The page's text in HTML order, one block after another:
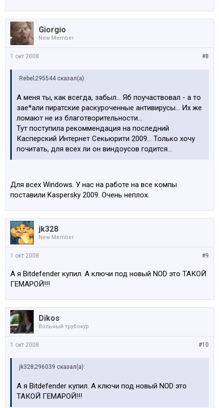
Giorgio
New Member
#8
1 окт 2008
Rebel;295544 сказал(а):
А меня ты, как всегда, забыл... Яб поучаствовал - а то
зае*али пиратские раскуроченные антивирусы... Их же
ломают не из благотворительности...
Тут поступила рекоммендация на последний
Касперский Интернет Секьюрити 2009... Только хочу
почитать, для всех ли он виндоусов годится...
Для всех Windows. У нас на работе на все компы
поставили Kaspersky 2009. Очень неплох.
jk328
New Member
#9
1 окт 2008
А я Bitdefender купил. А ключи под новый NOD это ТАКОЙ
ГЕМАРОЙ!!!
Dikos
Вольный трубокур
#10
1 окт 2008
jk328;296039 сказал(а):
А я Bitdefender купил. А ключи под новый NOD это
ТАКОЙ ГЕМАРОЙ!!!